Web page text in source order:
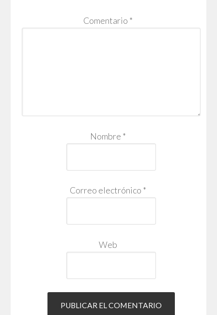
Comentario *
Nombre *
Correo electrónico *
Web